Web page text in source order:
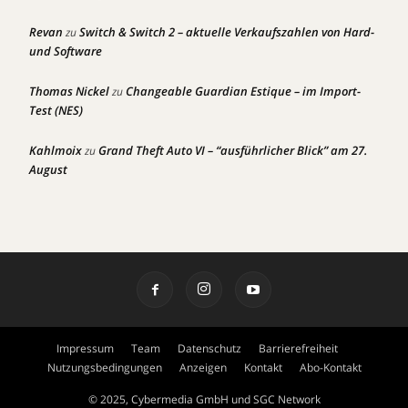
Revan zuSwitch & Switch 2 – aktuelle Verkaufszahlen von Hard-
und Software
Thomas NickelzuChangeable Guardian Estique – im Import-
Test (NES)
KahlmoixzuGrand Theft Auto VI – “ausführlicher Blick” am 27.
August
Impressum Team Datenschutz
Barrierefreiheit
Nutzungsbedingungen
Anzeigen Kontakt Abo-Kontakt
© 2025, Cybermedia GmbH und SGC Network